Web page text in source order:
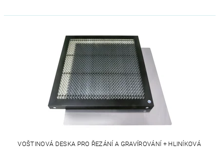
VOŠTINOVÁ DESKA PRO ŘEZÁNÍ A GRAVÍROVÁNÍ + HLINÍKOVÁ